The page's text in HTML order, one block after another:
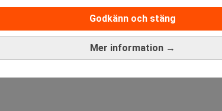
Mer information →
Godkänn och stäng
ANNONS